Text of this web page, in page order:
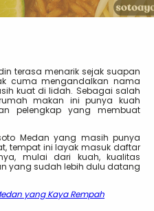
terasa menarik sejak suapan
cuma mengandalkan nama
kuat di lidah. Sebagai salah
makan ini punya kuah
pelengkap yang membuat
Medan yang masih punya
tempat ini layak masuk daftar
mulai dari kuah, kualitas
yang sudah lebih dulu datang
yang Kaya Rempah